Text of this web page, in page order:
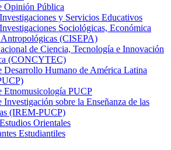
Opinión Pública
y Servicios Educativos
Sociológicas, Económica
(CISEPA)
de Ciencia, Tecnología e Innovación
(CONCYTEC)
Desarrollo Humano de América Latina
Etnomusicología PUCP
Investigación sobre la Enseñanza de las
(IREM-PUCP)
Orientales
Estudiantiles